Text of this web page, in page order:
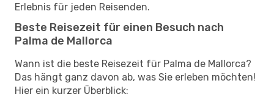
Erlebnis für jeden Reisenden.
Beste Reisezeit für einen Besuch nach
Palma de Mallorca
Wann ist die beste Reisezeit für Palma de Mallorca?
Das hängt ganz davon ab, was Sie erleben möchten!
Hier ein kurzer Überblick: